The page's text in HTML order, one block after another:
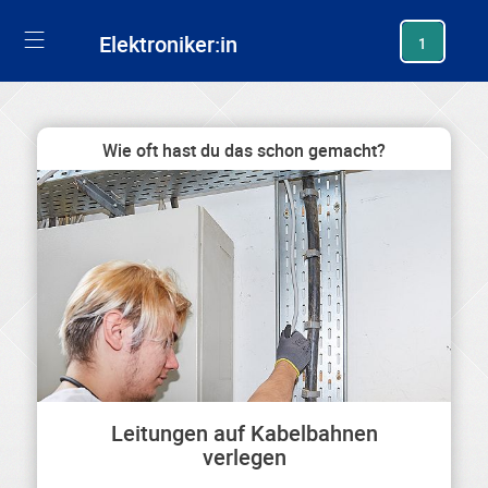
Elektroniker:in 1
Wie oft hast du das schon gemacht?
Leitungen auf Kabelbahnen
verlegen